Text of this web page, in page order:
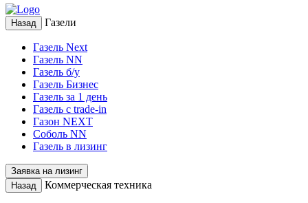
Назад Газели
Газель Next
Газель NN
Газель б/у
Газель Бизнес
Газель за 1 день
Газель с trade-in
Газон NEXT
Соболь NN
Газель в лизинг
Заявка на лизинг
Назад
Коммерческая техника